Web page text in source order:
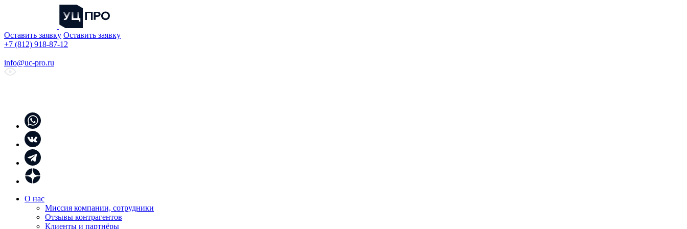
Оставить заявку Оставить заявку
+7 (812) 918-87-12
info@uc-pro.ru
О нас
Миссия компании, сотрудники
Отзывы контрагентов
Клиенты и партнёры